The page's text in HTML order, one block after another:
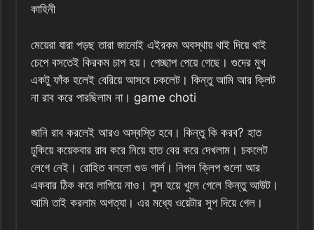
কাহিনী
মেয়েরা যারা পড়ছ তারা জানোই এইরকম অবস্থায় থাই দিয়ে থাই
চেপে বসতেই কিরকম চাপ হয়। পেচ্ছাপ পেয়ে গেছে। গুদের মুখ
একটু ফাঁক হলেই বেরিয়ে আসবে চকলেট। কিন্তু আমি আর ক্লিট
না রাব করে পারছিলাম না। game choti
জানি রাব করলেই আরও অস্বস্তি হবে। কিন্তু কি করব? হাত
ঢুকিয়ে কয়েকবার রাব করে নিয়ে হাত বের করে দেখলাম। চকলেট
লেগে নেই। রোহিত বললো গুড গার্ল। নিপল ক্লিপ গুলো আর
একবার ঠিক করে লাগিয়ে নাও। লুস হয়ে খুলে গেলে কিন্তু আউট।
আমি তাই করলাম অগত্যা। এর মধ্যে ওয়েটার সুপ দিয়ে গেল।